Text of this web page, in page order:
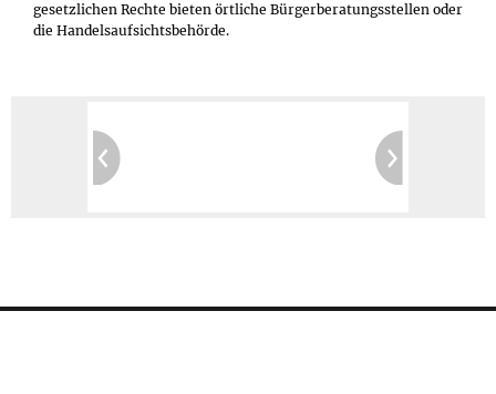
gesetzlichen Rechte bieten örtliche Bürgerberatungsstellen oder
die Handelsaufsichtsbehörde.